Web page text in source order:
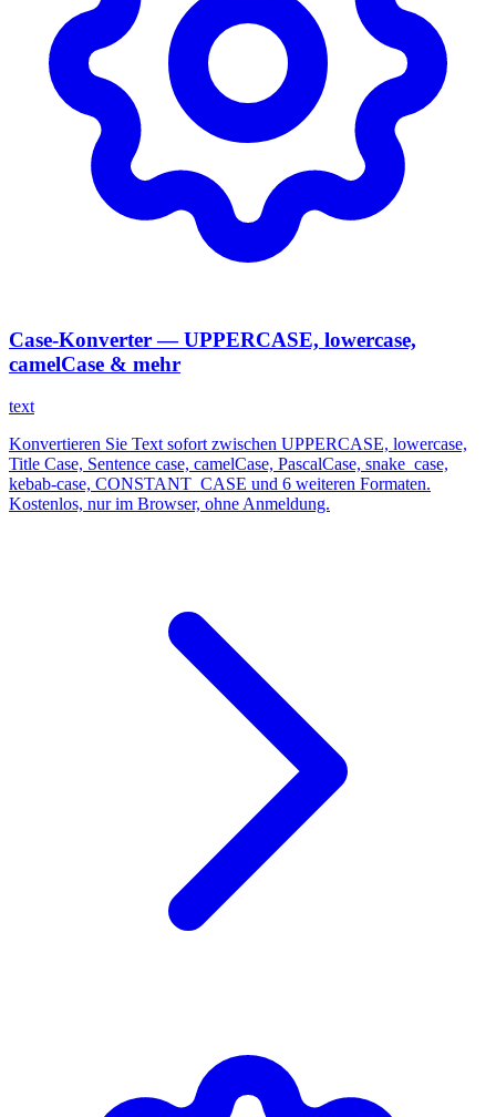
Case-Konverter — UPPERCASE, lowercase,
camelCase & mehr
text
Konvertieren Sie Text sofort zwischen UPPERCASE, lowercase,
Title Case, Sentence case, camelCase, PascalCase, snake_case,
kebab-case, CONSTANT_CASE und 6 weiteren Formaten.
Kostenlos, nur im Browser, ohne Anmeldung.